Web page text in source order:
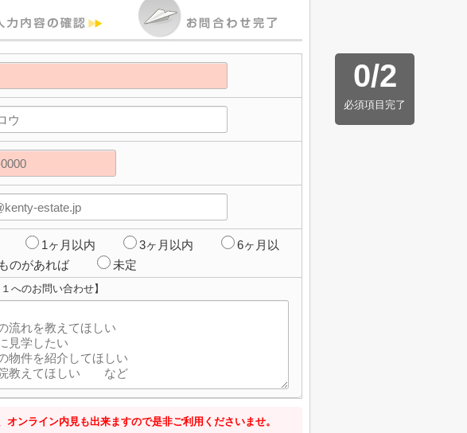
0/2
必須項目完了
1ヶ月以内 3ヶ月以内
6ヶ月以
のがあれば 未定
へのお問い合わせ】
ンライン内見も出来ますので是非ご利用くださいませ。